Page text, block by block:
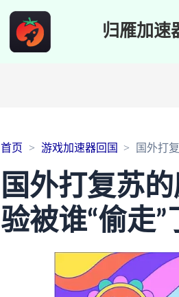
归雁加速
首页 游戏加速器回国 国外打
国外打复苏
验被谁“偷走”